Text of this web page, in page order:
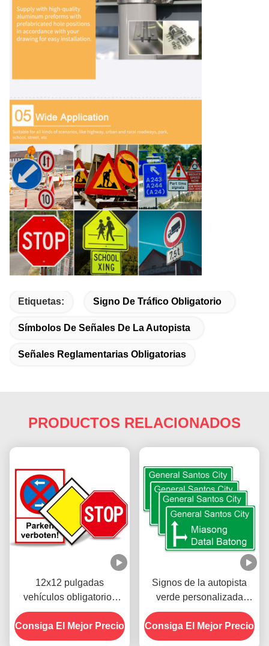
Etiquetas: Signo De Tráfico Obligatorio
Símbolos De Señales De La Autopista
Señales Reglamentarias Obligatorias
PRODUCTOS RELACIONADOS
12x12 pulgadas
vehículos obligatorios
señales de tránsito
reflectantes parada para
la calle
Consiga El Mejor Precio
Signos de la autopista
verde personalizada
Signos de la autopista de
tráfico Signos de la
carretera principal
Consiga El Mejor Precio